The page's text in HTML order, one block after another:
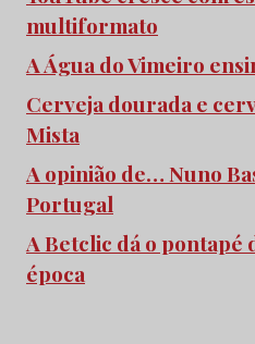
multiformato
A Água do Vimeiro
Cerveja dourada e
Mista
A opinião de… Nuno
Portugal
A Betclic dá o pontapé
época